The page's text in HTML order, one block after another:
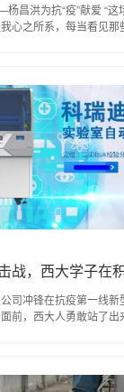
昌洪为抗“疫”献爱 “
心之所系，每当看见那
司冲锋在抗疫第一线新
前，西大人勇敢站了出